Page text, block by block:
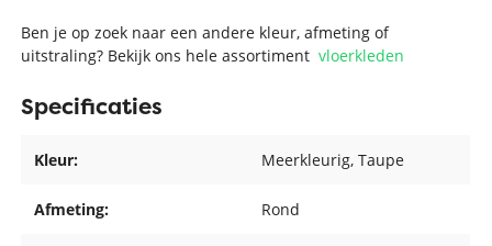
Ben je op zoek naar een andere kleur, afmeting of
uitstraling? Bekijk ons hele assortimentvloerkleden
Specificaties
Kleur: Meerkleurig, Taupe
Afmeting: Rond